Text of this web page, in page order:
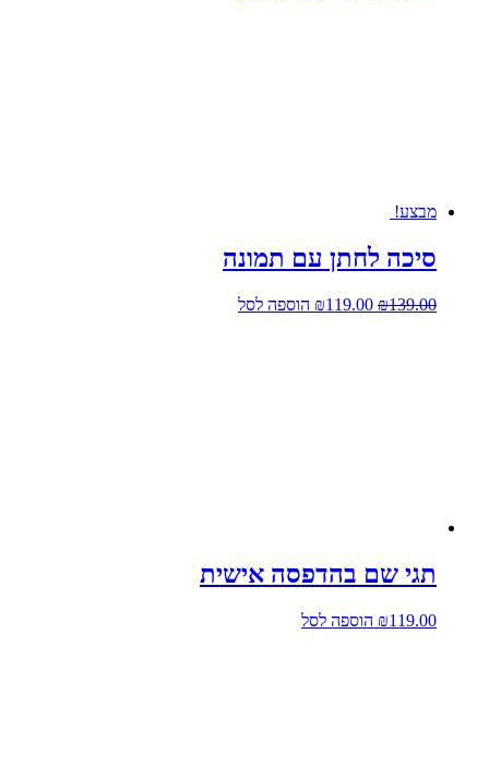
מבצע!
סיכה לחתן עם תמונה
₪139.00
המחיר ₪119.00
המחיר
הוספה לסל
תגי שם בהדפסה אישית
₪119.00 הוספה לסל